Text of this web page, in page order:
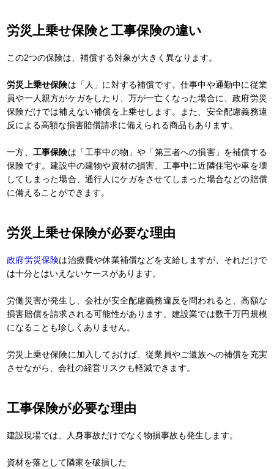
労災上乗せ保険と工事保険の違い
この2つの保険は、補償する対象が大きく異なります。
労災上乗せ保険は「人」に対する補償です。仕事中や通勤中に従業
員や一人親方がケガをしたり、万が一亡くなった場合に、政府労災
保険だけでは補えない補償を上乗せします。また、安全配慮義務違
反による高額な損害賠償請求に備えられる商品もあります。
一方、 工事保険は「工事中の物」や「第三者への損害」を補償する
保険です。建設中の建物や資材の損害、工事中に近隣住宅や車を壊
してしまった場合、通行人にケガをさせてしまった場合などの賠償
に備えることができます。
労災上乗せ保険が必要な理由
政府労災保険は治療費や休業補償などを支給しますが、それだけで
は十分とはいえないケースがあります。
労働災害が発生し、会社が安全配慮義務違反を問われると、高額な
損害賠償を請求される可能性があります。建設業では数千万円規模
になることも珍しくありません。
労災上乗せ保険に加入しておけば、従業員やご遺族への補償を充実
させながら、会社の経営リスクも軽減できます。
工事保険が必要な理由
建設現場では、人身事故だけでなく物損事故も発生します。
資材を落として隣家を破損した